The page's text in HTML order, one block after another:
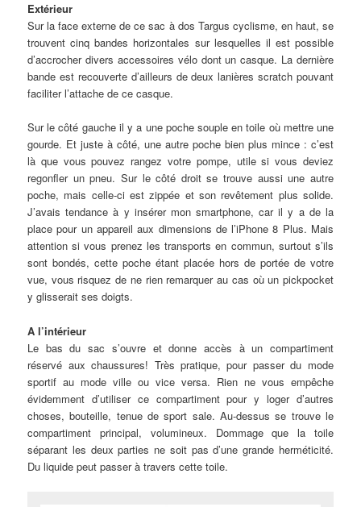
Extérieur
Sur la face externe de ce sac à dos Targus cyclisme, en haut, se
trouvent cinq bandes horizontales sur lesquelles il est possible
d’accrocher divers accessoires vélo dont un casque. La dernière
bande est recouverte d’ailleurs de deux lanières scratch pouvant
faciliter l’attache de ce casque.
Sur le côté gauche il y a une poche souple en toile où mettre une
gourde. Et juste à côté, une autre poche bien plus mince : c’est
là que vous pouvez rangez votre pompe, utile si vous deviez
regonfler un pneu. Sur le côté droit se trouve aussi une autre
poche, mais celle-ci est zippée et son revêtement plus solide.
J’avais tendance à y insérer mon smartphone, car il y a de la
place pour un appareil aux dimensions de l’iPhone 8 Plus. Mais
attention si vous prenez les transports en commun, surtout s’ils
sont bondés, cette poche étant placée hors de portée de votre
vue, vous risquez de ne rien remarquer au cas où un pickpocket
y glisserait ses doigts.
A l’intérieur
Le bas du sac s’ouvre et donne accès à un compartiment
réservé aux chaussures! Très pratique, pour passer du mode
sportif au mode ville ou vice versa. Rien ne vous empêche
évidemment d’utiliser ce compartiment pour y loger d’autres
choses, bouteille, tenue de sport sale. Au-dessus se trouve le
compartiment principal, volumineux. Dommage que la toile
séparant les deux parties ne soit pas d’une grande herméticité.
Du liquide peut passer à travers cette toile.